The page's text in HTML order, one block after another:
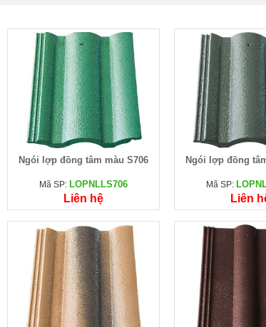
Ngói lợp đồng tâm màu S706
Mã SP: LOPNLLS706
Liên hệ
Ngói lợp đồng
Mã SP:
Liên